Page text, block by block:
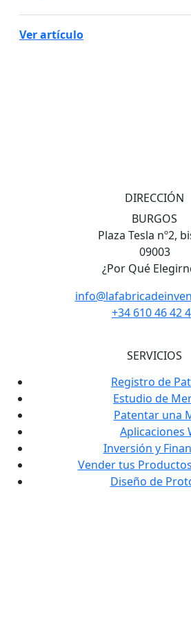
Ver artículo
DIRECCIÓN
BURGOS
Plaza Tesla nº2,
09003
¿Por Qué
+34 610 46 42
SERVICIOS
Registro de
Estudio de
Patentar una
Aplicaciones
Inversión y
Vender tus
Diseño de